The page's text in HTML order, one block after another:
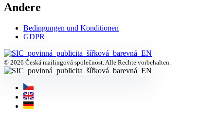
Andere
Bedingungen und Konditionen
GDPR
© 2026 Česká mailingová společnost. Alle Rechte vorbehalten.